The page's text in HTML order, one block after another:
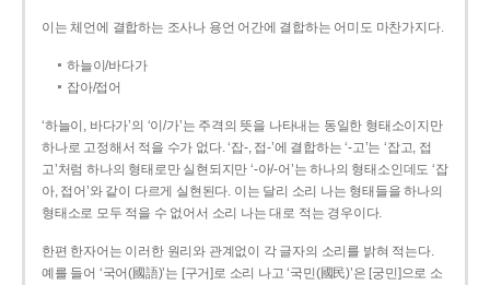
이는 체언에 결합하는 조사나 용언 어간에 결합하는 어미도 마찬가지다.
하늘이/바다가
잡아/접어
‘하늘이, 바다가’의 ‘이/가’는 주격의 뜻을 나타내는 동일한 형태소이지만
하나로 고정해서 적을 수가 없다. ‘잡-, 접-’에 결합하는 ‘-고’는 ‘잡고, 접
고’처럼 하나의 형태로만 실현되지만 ‘-아/-어’는 하나의 형태소인데도 ‘잡
아, 접어’와 같이 다르게 실현된다. 이는 달리 소리 나는 형태들을 하나의
형태소로 모두 적을 수 없어서 소리 나는 대로 적는 경우이다.
한편 한자어는 이러한 원리와 관계없이 각 글자의 소리를 밝혀 적는다.
예를 들어 ‘국어(國語)’는 [구거]로 소리 나고 ‘국민(國民)’은 [궁민]으로 소